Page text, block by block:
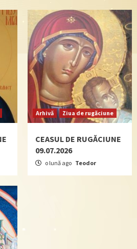
Arhivă Ziua de rugăciune
CEASUL DE RUGĂCIUNE
09.07.2026
o lună ago Teodor